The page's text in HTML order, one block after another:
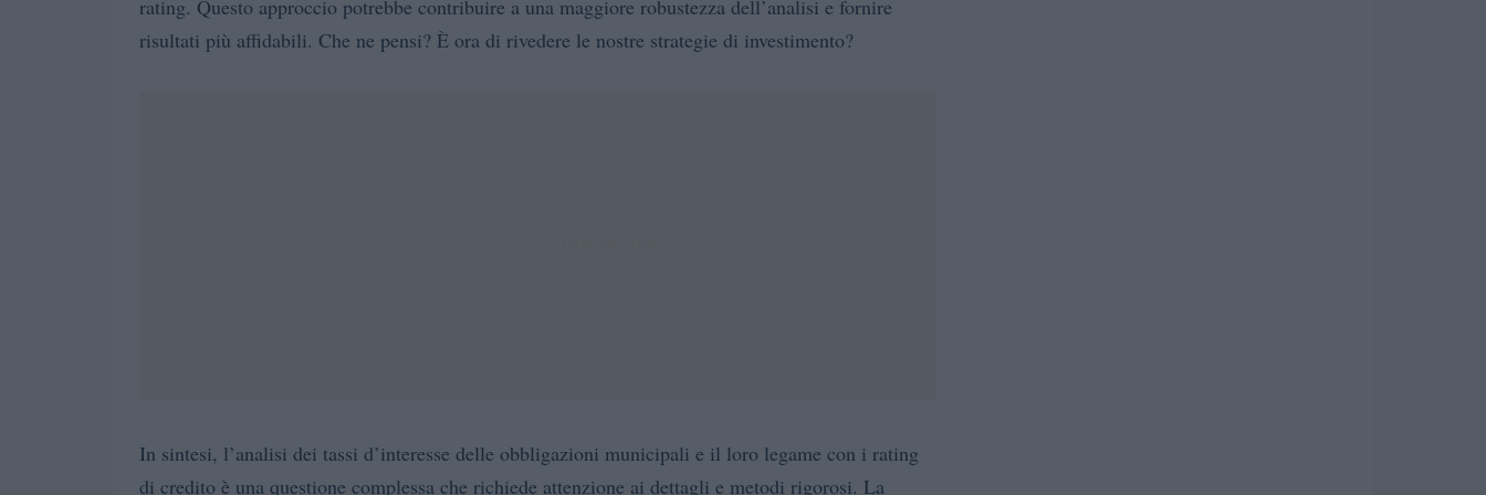
rating. Questo approccio potrebbe contribuire a una maggiore robustezza dell’analisi e fornire
risultati più affidabili. Che ne pensi? È ora di rivedere le nostre strategie di investimento?
In sintesi, l’analisi dei tassi d’interesse delle obbligazioni municipali e il loro legame con i rating
di credito è una questione complessa che richiede attenzione ai dettagli e metodi rigorosi. La